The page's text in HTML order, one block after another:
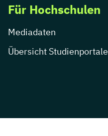
Für Hochschulen
Mediadaten
Übersicht Studienportale